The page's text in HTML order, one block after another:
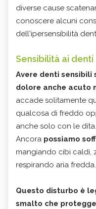
diverse cause
conoscere alcuni
dell'ipersensibilità
Sensibilità ai denti
Avere denti
dolore anche acuto
accade solitamente
qualcosa di freddo
anche solo con le dita.
Ancora possiamo
mangiando cibi caldi,
respirando aria fredda.
Questo disturbo è
smalto che